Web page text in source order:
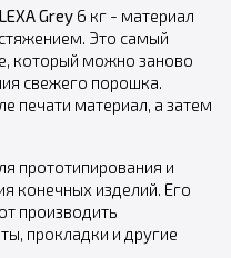
Grey 6 кг - материал
Это самый
который можно заново
свежего порошка.
печати материал, а затем
прототипирования и
конечных изделий. Его
производить
прокладки и другие